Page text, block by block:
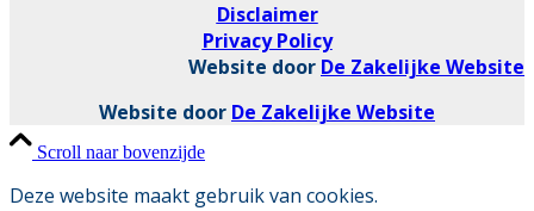
Disclaimer
Privacy Policy
Website door De Zakelijke Website
Website door De Zakelijke Website
Scroll naar bovenzijde
Deze website maakt gebruik van cookies.